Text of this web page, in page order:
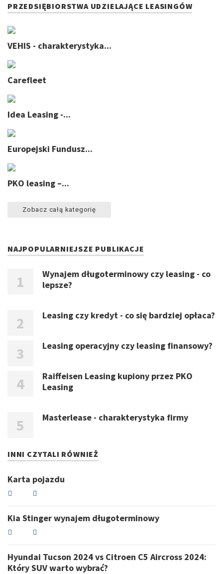
PRZEDSIĘBIORSTWA UDZIELAJĄCE LEASINGÓW
VEHIS - charakterystyka...
Carefleet
Idea Leasing -...
Europejski Fundusz...
PKO leasing –...
Zobacz całą kategorię
NAJPOPULARNIEJSZE PUBLIKACJE
Wynajem długoterminowy czy leasing - co
lepsze?
Leasing czy kredyt - co się bardziej opłaca?
Leasing operacyjny czy leasing finansowy?
Raiffeisen Leasing kupiony przez PKO
Leasing
Masterlease - charakterystyka firmy
INNI CZYTALI RÓWNIEŻ
Karta pojazdu
Kia Stinger wynajem długoterminowy
Hyundai Tucson 2024 vs Citroen C5 Aircross 2024:
Który SUV warto wybrać?